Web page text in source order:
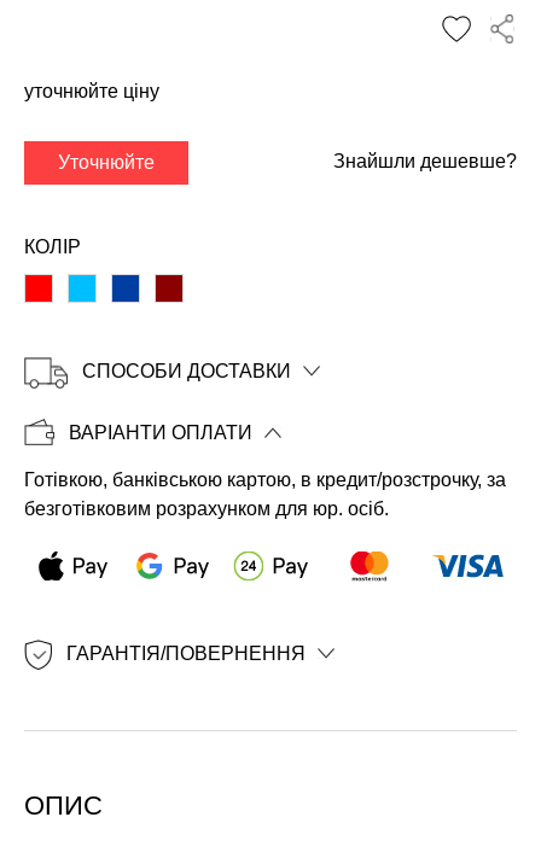
✕
Копіювати
уточнюйте ціну
Уточнюйте Знайшли дешевше?
КОЛІР
СПОСОБИ ДОСТАВКИ
ВАРІАНТИ ОПЛАТИ
Готівкою, банківською картою, в кредит/розстрочку, за
безготівковим розрахунком для юр. осіб.
ГАРАНТІЯ/ПОВЕРНЕННЯ
ОПИС